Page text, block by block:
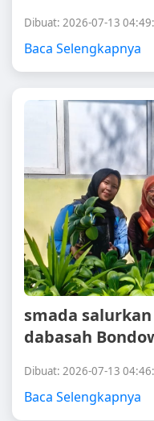
Dibuat: 2026-07-13
Baca Selengkapnya
smada
dabasah
Dibuat: 2026-07-13
Baca Selengkapnya